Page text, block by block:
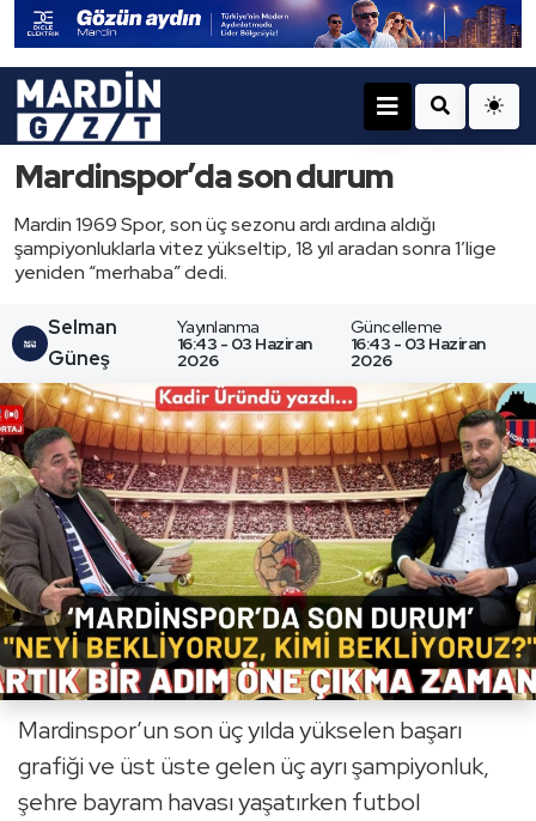
Mardinspor’da son durum
Mardin 1969 Spor, son üç sezonu ardı ardına aldığı
şampiyonluklarla vitez yükseltip, 18 yıl aradan sonra 1’lige
yeniden “merhaba” dedi.
Selman
Güneş
Yayınlanma
16:43 - 03 Haziran
2026
Güncelleme
16:43 - 03 Haziran
2026
Mardinspor’un son üç yılda yükselen başarı
grafiği ve üst üste gelen üç ayrı şampiyonluk,
şehre bayram havası yaşatırken futbol